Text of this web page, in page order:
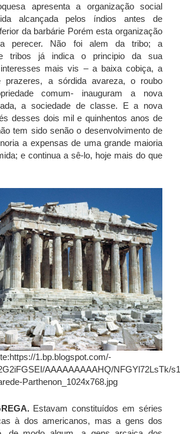
apresenta a organização social
alcançada pelos índios antes de
da barbárie Porém esta organização
a perecer. Não foi alem da tribo; a
tribos já indica o principio da sua
mais vis – a baixa cobiça, a
prazeres, a sórdida avareza, o roubo
comum- inauguram a nova
a sociedade de classe. E a nova
desses dois mil e quinhentos anos de
tem sido senão o desenvolvimento de
a expensas de uma grande maioria
e continua a sê-lo, hoje mais do que
1.bp.blogspot.com/-
AAAAAAAAAHQ/NFGYl72LsTk/
Parthenon_1024x768.jpg
Estavam constituídos em séries
à dos americanos, mas a gens dos